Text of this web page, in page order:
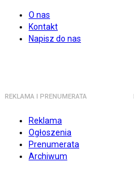
O nas
Kontakt
Napisz do nas
REKLAMA I PRENUMERATA
Reklama
Ogłoszenia
Prenumerata
Archiwum